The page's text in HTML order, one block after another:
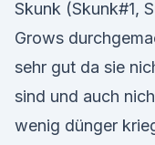
Skunk (Skunk#1,
Grows
sehr gut da sie
sind und auch
wenig dünger